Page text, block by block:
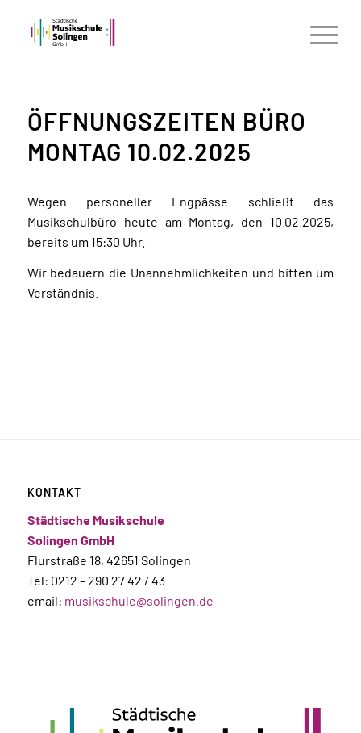
ÖFFNUNGSZEITEN BÜRO
MONTAG 10.02.2025
Wegen personeller Engpässe schließt das
Musikschulbüro heute am Montag, den 10.02.2025,
bereits um 15:30 Uhr.
Wir bedauern die Unannehmlichkeiten und bitten um
Verständnis.
KONTAKT
Städtische Musikschule
Solingen GmbH
Flurstraße 18, 42651 Solingen
Tel: 0212 – 290 27 42 / 43
email: musikschule@solingen.de